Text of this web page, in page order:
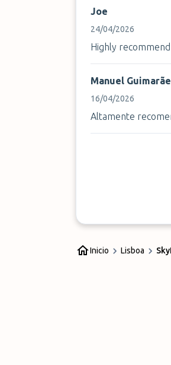
Joe
24/04/2026
Highly recommend
Manuel
16/04/2026
Altamente
Inicio Lisboa